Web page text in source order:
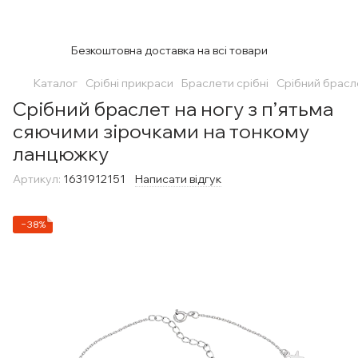
Безкоштовна доставка на всі товари
Каталог Срібні прикраси Браслети срібні Срібний
Срібний браслет на ногу з п’ятьма
сяючими зірочками на тонкому
ланцюжку
Артикул: 1631912151 Написати відгук
−38%